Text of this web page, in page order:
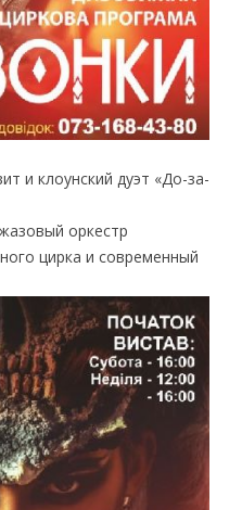
и клоунский дуэт «До-за-
оркестр
цирка и современный